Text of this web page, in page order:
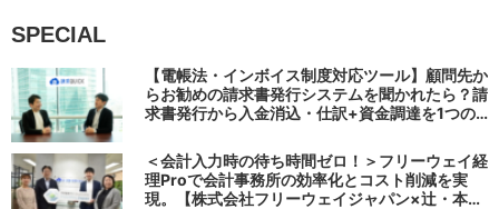
SPECIAL
【電帳法・インボイス制度対応ツール】顧問先か
らお勧めの請求書発行システムを聞かれたら？請
求書発行から入金消込・仕訳+資金調達を1つの
＜会計入力時の待ち時間ゼロ！＞フリーウェイ経
理Proで会計事務所の効率化とコスト削減を実
現。【株式会社フリーウェイジャパン×辻・本郷